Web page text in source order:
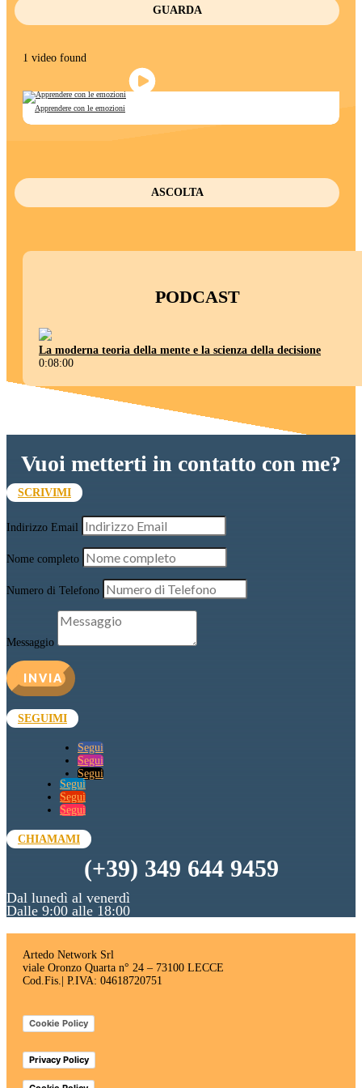
GUARDA
1 video found
Apprendere con le emozioni
ASCOLTA
PODCAST
La moderna teoria della mente e la scienza della decisione
0:08:00
Vuoi metterti in contatto con me?
SCRIVIMI
Indirizzo Email
Nome completo
Numero di Telefono
Messaggio
INVIA
SEGUIMI
Segui
Segui
Segui
Segui
Segui
Segui
CHIAMAMI
(+39) 349 644 9459
Dal lunedì al venerdì
Dalle 9:00 alle 18:00
Artedo Network Srl
viale Oronzo Quarta n° 24 – 73100 LECCE
Cod.Fis.| P.IVA: 04618720751
Cookie Policy
Privacy Policy